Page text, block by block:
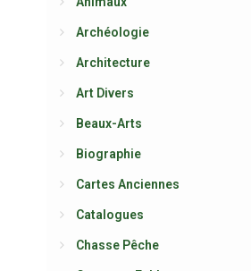
Archéologie
Architecture
Art Divers
Beaux-Arts
Biographie
Cartes Anciennes
Catalogues
Chasse Pêche